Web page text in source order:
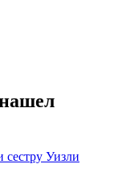
сестру Уизли